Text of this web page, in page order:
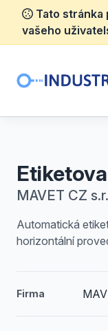
Tato stránka
vašeho
MAVET CZ
Automatická
horizontální
Firma